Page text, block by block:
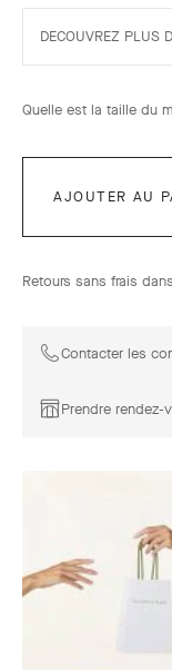
diamants.
DECOUVREZ PLUS
Quelle est la taille du
AJOUTER AU
Retours sans frais
Contacter les
Prendre